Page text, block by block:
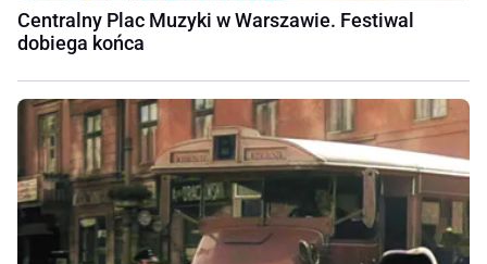
Centralny Plac Muzyki w Warszawie. Festiwal
dobiega końca